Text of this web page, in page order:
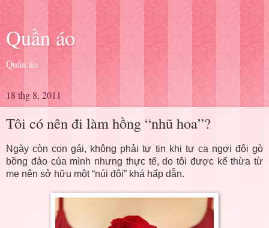
Quần áo
Quần áo
18 thg 8, 2011
Tôi có nên đi làm hồng “nhũ hoa”?
Ngày còn con gái, không phải tự tin khi tự ca ngợi đôi gò
bồng đảo của mình nhưng thực tế, do tôi được kế thừa từ
mẹ nên sở hữu một “núi đôi” khá hấp dẫn.